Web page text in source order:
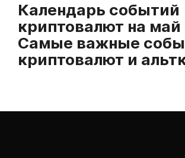
Календарь событий
криптовалют на
Самые важные
криптовалют и